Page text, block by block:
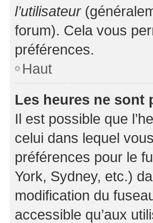
l’utilisateur
forum). Cela vous
préférences.
Haut
Les heures ne sont
Il est possible que
celui dans lequel
préférences pour le
York, Sydney, etc.)
modification du
accessible qu’aux